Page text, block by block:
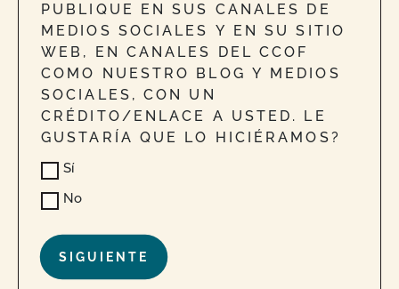
PUBLIQUE EN SUS CANALES DE
MEDIOS SOCIALES Y EN SU SITIO
WEB, EN CANALES DEL CCOF
COMO NUESTRO BLOG Y MEDIOS
SOCIALES, CON UN
CRÉDITO/ENLACE A USTED. LE
GUSTARÍA QUE LO HICIÉRAMOS?
Sí
No